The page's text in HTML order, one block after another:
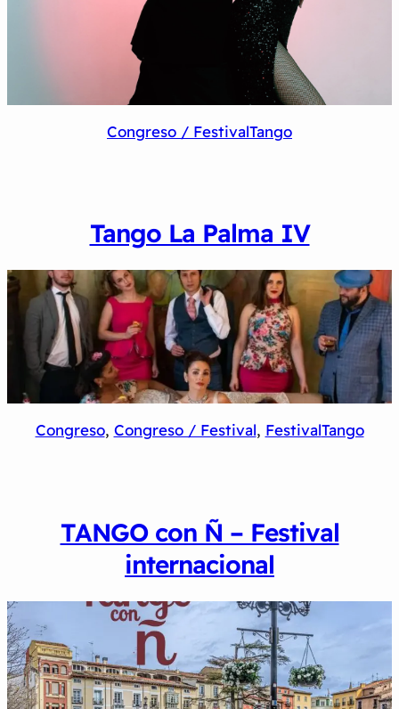
Congreso / FestivalTango
Tango La Palma IV
Congreso, Congreso / Festival, FestivalTango
TANGO con Ñ – Festival
internacional